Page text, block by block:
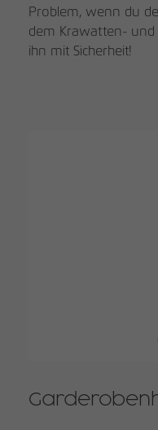
Problem, wenn du
dem Krawatten- und
ihn mit Sicherheit!